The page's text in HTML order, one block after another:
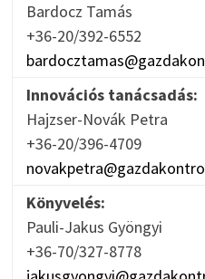
Bardocz Tamás
+36-20/392-6552
Innovációs tanácsadás:
Hajzser-Novák Petra
+36-20/396-4709
Könyvelés:
Pauli-Jakus Gyöngyi
+36-70/327-8778